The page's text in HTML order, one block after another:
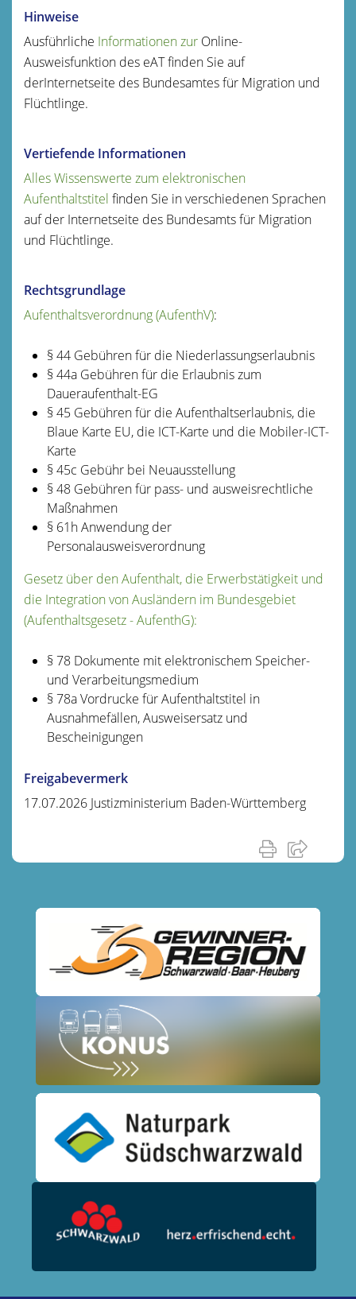
Hinweise
Ausführliche Informationen zur Online-
Ausweisfunktion des eAT finden Sie auf
derInternetseite des Bundesamtes für Migration und
Flüchtlinge.
Vertiefende Informationen
Alles Wissenswerte zum elektronischen
Aufenthaltstitel finden Sie in verschiedenen Sprachen
auf der Internetseite des Bundesamts für Migration
und Flüchtlinge.
Rechtsgrundlage
Aufenthaltsverordnung (AufenthV):
§ 44Gebühren für die Niederlassungserlaubnis
§ 44a Gebühren für die Erlaubnis zum
Daueraufenthalt-EG
§ 45 Gebühren für die Aufenthaltserlaubnis, die
Blaue Karte EU, die ICT-Karte und die Mobiler-ICT-
Karte
§ 45c Gebühr bei Neuausstellung
§ 48 Gebühren für pass- und ausweisrechtliche
Maßnahmen
§ 61h Anwendung der
Personalausweisverordnung
Gesetz über den Aufenthalt, die Erwerbstätigkeit und
die Integration von Ausländern im Bundesgebiet
(Aufenthaltsgesetz - AufenthG):
§ 78Dokumente mit elektronischem Speicher-
und Verarbeitungsmedium
§ 78a Vordrucke für Aufenthaltstitel in
Ausnahmefällen, Ausweisersatz und
Bescheinigungen
Freigabevermerk
17.07.2026 Justizministerium Baden-Württemberg